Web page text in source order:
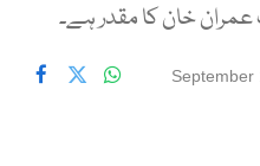
خان کا مقدر ہے۔
September